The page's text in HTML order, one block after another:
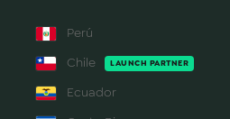
Perú
Chile
LAUNCH PARTNER
Ecuador